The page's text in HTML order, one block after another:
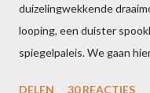
duizelingwekkende
looping, een duister
spiegelpaleis. We gaan
DELEN 30 REACTIES